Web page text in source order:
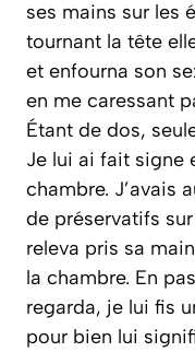
ses mains sur les
tournant la tête
et enfourna son
en me caressant
Étant de dos,
Je lui ai fait signe
chambre. J’avais
de préservatifs
releva pris sa
la chambre. En
regarda, je lui fis
pour bien lui